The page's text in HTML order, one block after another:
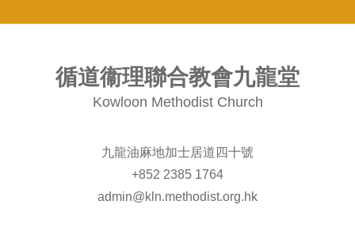
循道衞理聯合教會九龍堂
Kowloon Methodist Church
九龍油麻地加士居道四十號
+852 2385 1764
admin@kln.methodist.org.hk